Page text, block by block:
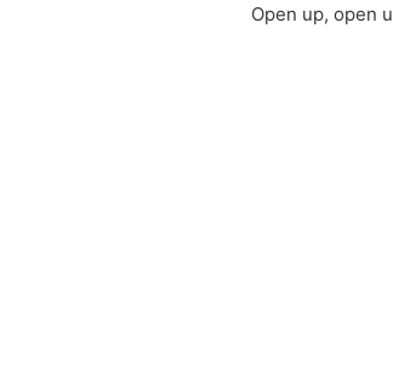
   Open u
p, open u